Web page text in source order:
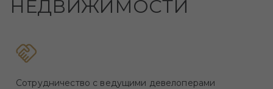
НЕДВИЖИМОСТИ
Сотрудничество с ведущими девелоперами